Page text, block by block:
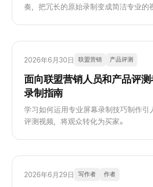
奏，把冗长的原始录制变成简洁专业的
2026年6月30日 联盟营销 产品评测
面向联盟营销人员和产品评
录制指南
学习如何运用专业屏幕录制技巧制作引
评测视频，将观众转化为买家。
2026年6月29日 写作者 作者